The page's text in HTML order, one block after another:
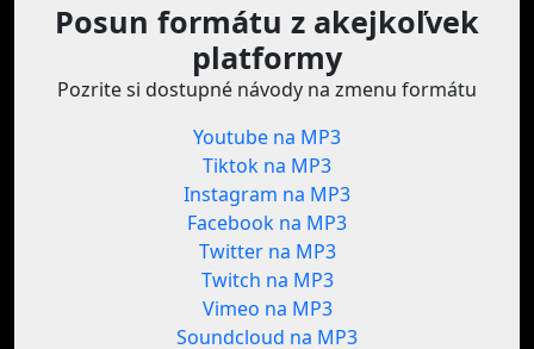
Posun formátu z akejkoľvek
platformy
Pozrite si dostupné návody na zmenu formátu
Youtube na MP3
Tiktok na MP3
Instagram na MP3
Facebook na MP3
Twitter na MP3
Twitch na MP3
Vimeo na MP3
Soundcloud na MP3